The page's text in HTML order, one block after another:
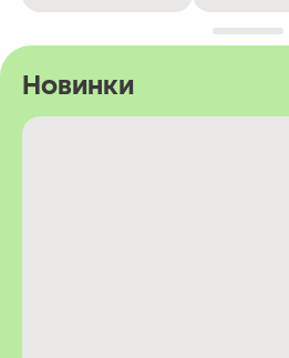
Новинки